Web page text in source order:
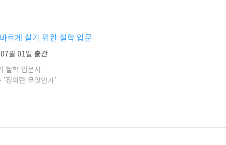
르게 살기 위한 철학 입문
월 01일 출간
철학 입문서
정의란 무엇인가’